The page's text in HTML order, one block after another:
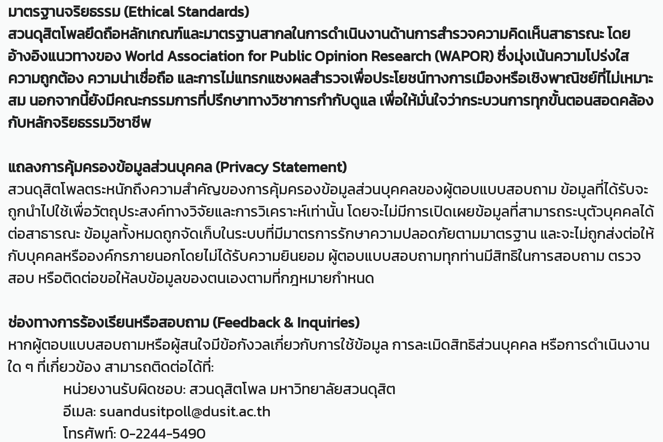
มาตรฐานจริยธรรม (Ethical Standards)
สวนดุสิตโพลยึดถือหลักเกณฑ์และมาตรฐานสากลในการดำเนินงานด้านการสำรวจความคิดเห็นสาธารณะ โดย
อ้างอิงแนวทางของ World Association for Public Opinion Research (WAPOR) ซึ่งมุ่งเน้นความโปร่งใส
ความถูกต้อง ความน่าเชื่อถือ และการไม่แทรกแซงผลสำรวจเพื่อประโยชน์ทางการเมืองหรือเชิงพาณิชย์ที่ไม่เหมาะ
สม นอกจากนี้ยังมีคณะกรรมการที่ปรึกษาทางวิชาการกำกับดูแล เพื่อให้มั่นใจว่ากระบวนการทุกขั้นตอนสอดคล้อง
กับหลักจริยธรรมวิชาชีพ
แถลงการคุ้มครองข้อมูลส่วนบุคคล (Privacy Statement)
สวนดุสิตโพลตระหนักถึงความสำคัญของการคุ้มครองข้อมูลส่วนบุคคลของผู้ตอบแบบสอบถาม ข้อมูลที่ได้รับจะ
ถูกนำไปใช้เพื่อวัตถุประสงค์ทางวิจัยและการวิเคราะห์เท่านั้น โดยจะไม่มีการเปิดเผยข้อมูลที่สามารถระบุตัวบุคคลได้
ต่อสาธารณะ ข้อมูลทั้งหมดถูกจัดเก็บในระบบที่มีมาตรการรักษาความปลอดภัยตามมาตรฐาน และจะไม่ถูกส่งต่อให้
กับบุคคลหรือองค์กรภายนอกโดยไม่ได้รับความยินยอม ผู้ตอบแบบสอบถามทุกท่านมีสิทธิในการสอบถาม ตรวจ
สอบ หรือติดต่อขอให้ลบข้อมูลของตนเองตามที่กฎหมายกำหนด
ช่องทางการร้องเรียนหรือสอบถาม (Feedback & Inquiries)
หากผู้ตอบแบบสอบถามหรือผู้สนใจมีข้อกังวลเกี่ยวกับการใช้ข้อมูล การละเมิดสิทธิส่วนบุคคล หรือการดำเนินงาน
ใด ๆ ที่เกี่ยวข้อง สามารถติดต่อได้ที่:
หน่วยงานรับผิดชอบ: สวนดุสิตโพล มหาวิทยาลัยสวนดุสิต
อีเมล: suandusitpoll@dusit.ac.th
โทรศัพท์: 0-2244-5490